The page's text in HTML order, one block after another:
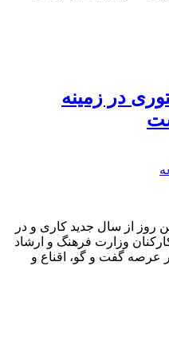
در زمینه
از سال جدید کاری و در
وزارت فرهنگ و ارشاد
گفت و گو، اقناع و